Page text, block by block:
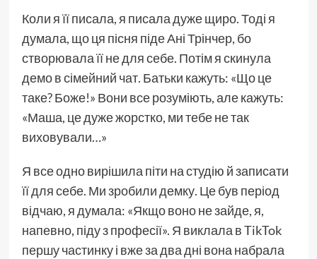
Коли я її писала, я писала дуже щиро. Тоді я
думала, що ця пісня піде Ані Трінчер, бо
створювала її не для себе. Потім я скинула
демо в сімейний чат. Батьки кажуть: «Що це
таке? Боже!» Вони все розуміють, але кажуть:
«Маша, це дуже жорстко, ми тебе не так
виховували…»
Я все одно вирішила піти на студію й записати
її для себе. Ми зробили демку. Це був період
відчаю, я думала: «Якщо воно не зайде, я,
напевно, піду з професії». Я виклала в TikTok
першу частинку і вже за два дні вона набрала